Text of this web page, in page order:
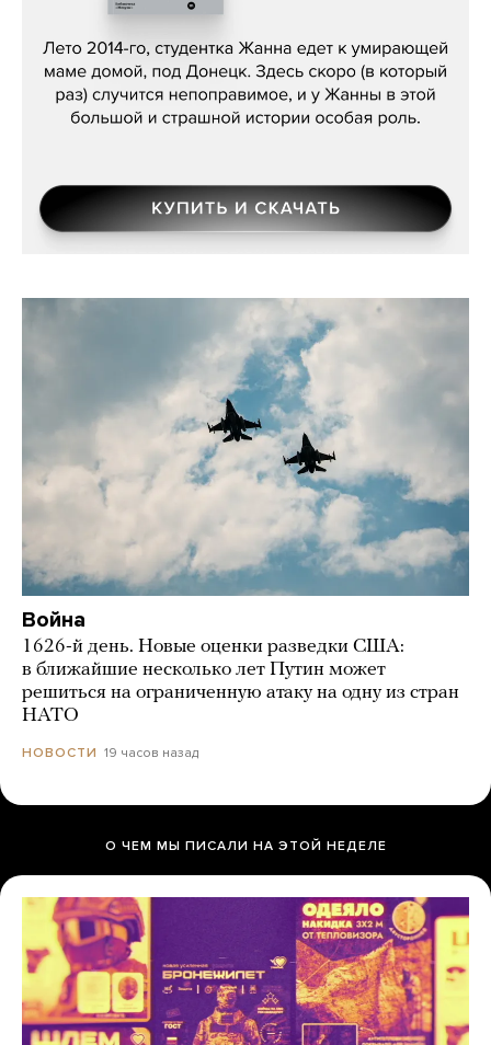
Сергей Лебедев, «Белая дама»
Война
1626-й день. Новые оценки разведки США:
в ближайшие несколько лет Путин может
решиться на ограниченную атаку на одну из стран
НАТО
НОВОСТИ 19 часов назад
О ЧЕМ МЫ ПИСАЛИ НА ЭТОЙ НЕДЕЛЕ